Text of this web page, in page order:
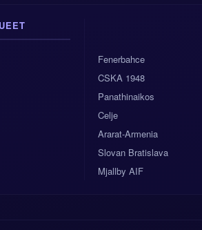
Fenerbahce
CSKA 1948
Panathinaikos
Celje
Ararat-Armenia
Slovan Bratislava
Mjallby AIF